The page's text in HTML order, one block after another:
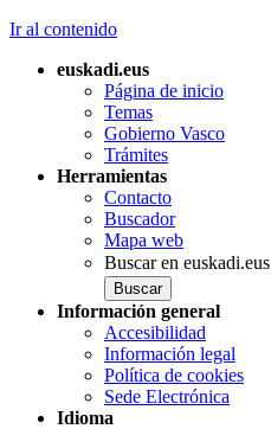
Ir al contenido
euskadi.eus
Página de inicio
Temas
Gobierno Vasco
Trámites
Herramientas
Contacto
Buscador
Mapa web
Buscar en euskadi.eus
Información general
Accesibilidad
Información legal
Política de cookies
Sede Electrónica
Idioma